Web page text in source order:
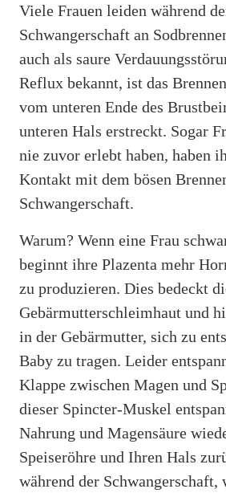
Viele Frauen leiden während
Schwangerschaft an
auch als saure
Reflux bekannt, ist das
vom unteren Ende des
unteren Hals erstreckt. Sogar
nie zuvor erlebt haben, haben
Kontakt mit dem bösen
Schwangerschaft.
Warum? Wenn eine Frau
beginnt ihre Plazenta mehr
zu produzieren. Dies bedeckt
Gebärmutterschleimhaut und
in der Gebärmutter, sich zu
Baby zu tragen. Leider
Klappe zwischen Magen und
dieser Spincter-Muskel
Nahrung und Magensäure
Speiseröhre und Ihren Hals
während der Schwangerschaft,